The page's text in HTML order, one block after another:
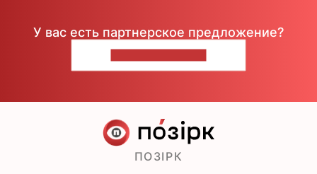
У вас есть партнерское предложение?
ПОЗІРК